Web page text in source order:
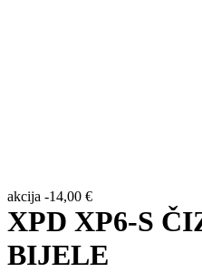
akcija -14,00 €
XPD XP6-S
BIJELE